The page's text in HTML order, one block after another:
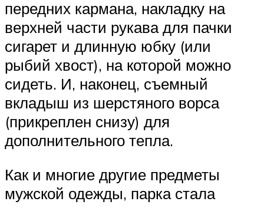
передних кармана, накладку на
верхней части рукава для пачки
сигарет и длинную юбку (или
рыбий хвост), на которой можно
сидеть. И, наконец, съемный
вкладыш из шерстяного ворса
(прикреплен снизу) для
дополнительного тепла.
Как и многие другие предметы
мужской одежды, парка стала